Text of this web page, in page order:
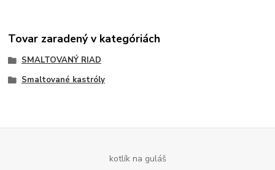
Tovar zaradený v kategóriách
SMALTOVANÝ RIAD
Smaltované kastróly
kotlík na guláš